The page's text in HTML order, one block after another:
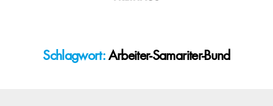
STATTBAU
HAMBURG
Schlagwort: Arbeiter-Samariter-Bund